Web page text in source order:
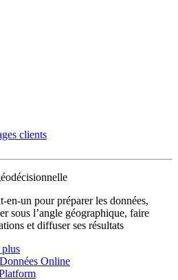
clients
en-un pour préparer les données,
sous l’angle géographique, faire
et diffuser ses résultats
Online